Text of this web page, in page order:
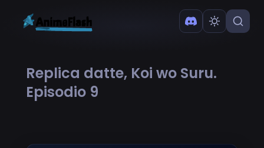
Replica datte, Koi wo Suru.
Episodio 9